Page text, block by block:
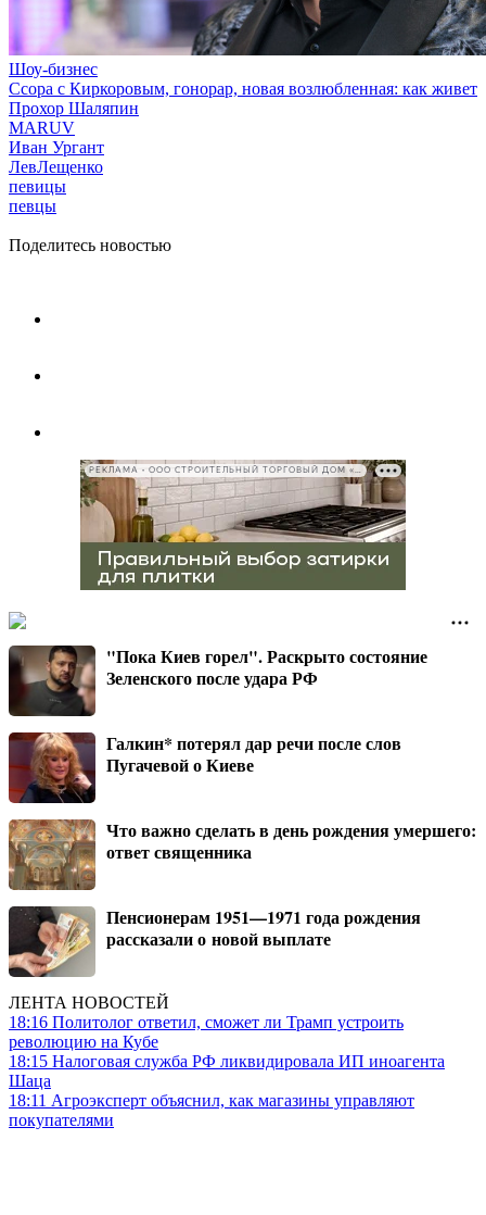
Шоу-бизнес
Ссора с Киркоровым, гонорар, новая возлюбленная: как живет
Прохор Шаляпин
MARUV
Иван Ургант
ЛевЛещенко
певицы
певцы
Поделитесь новостью
РЕКЛАМА • ООО СТРОИТЕЛЬНЫЙ ТОРГОВЫЙ ДОМ «ПЕТРОВИЧ», ИНН 7802348846
"Пока Киев горел". Раскрыто состояние
Зеленского после удара РФ
Галкин* потерял дар речи после слов
Пугачевой о Киеве
Что важно сделать в день рождения умершего:
ответ священника
Пенсионерам 1951—1971 года рождения
рассказали о новой выплате
ЛЕНТА НОВОСТЕЙ
18:16 Политолог ответил, сможет ли Трамп устроить
революцию на Кубе
18:15 Налоговая служба РФ ликвидировала ИП иноагента
Шаца
18:11 Агроэксперт объяснил, как магазины управляют
покупателями